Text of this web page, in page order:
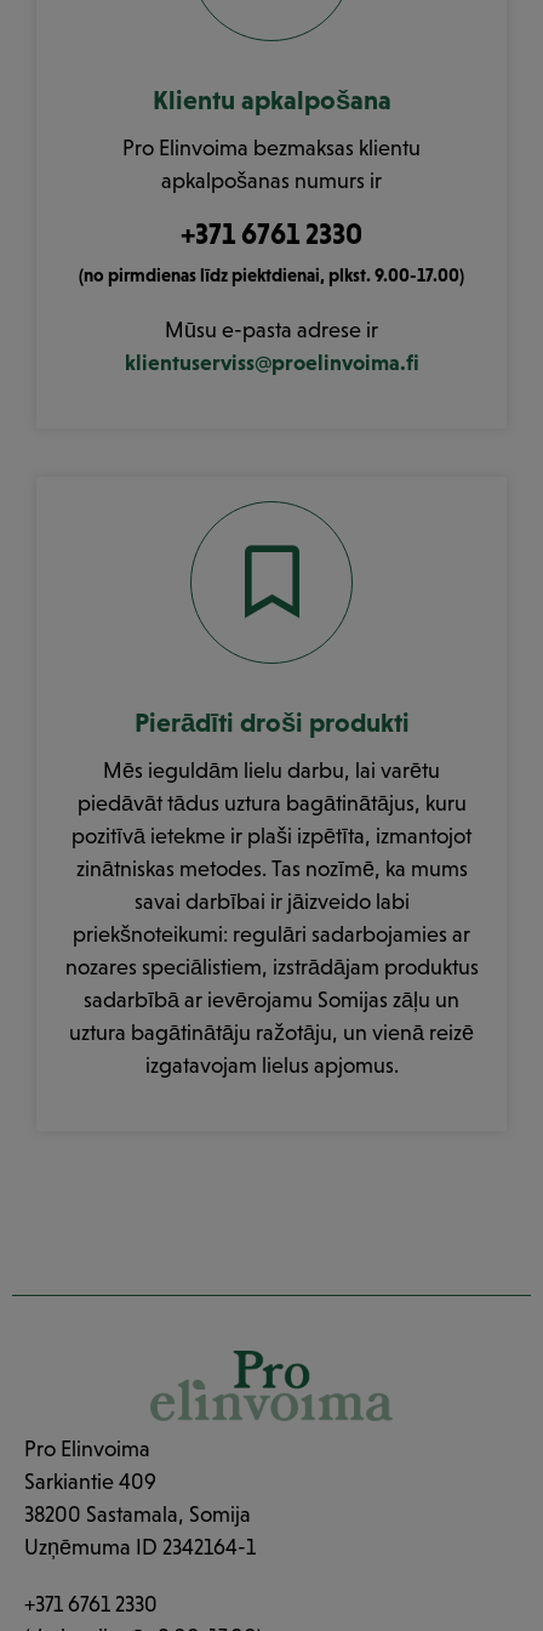
Klientu apkalpošana
Pro Elinvoima bezmaksas klientu
apkalpošanas numurs ir
+371 6761 2330
(no pirmdienas līdz piektdienai, plkst. 9.00-17.00)
Mūsu e-pasta adrese ir
klientuserviss@proelinvoima.fi
Pierādīti droši produkti
Mēs ieguldām lielu darbu, lai varētu
piedāvāt tādus uztura bagātinātājus, kuru
pozitīvā ietekme ir plaši izpētīta, izmantojot
zinātniskas metodes. Tas nozīmē, ka mums
savai darbībai ir jāizveido labi
priekšnoteikumi: regulāri sadarbojamies ar
nozares speciālistiem, izstrādājam produktus
sadarbībā ar ievērojamu Somijas zāļu un
uztura bagātinātāju ražotāju, un vienā reizē
izgatavojam lielus apjomus.
Pro Elinvoima
Sarkiantie 409
38200 Sastamala, Somija
Uzņēmuma ID 2342164-1
+371 6761 2330